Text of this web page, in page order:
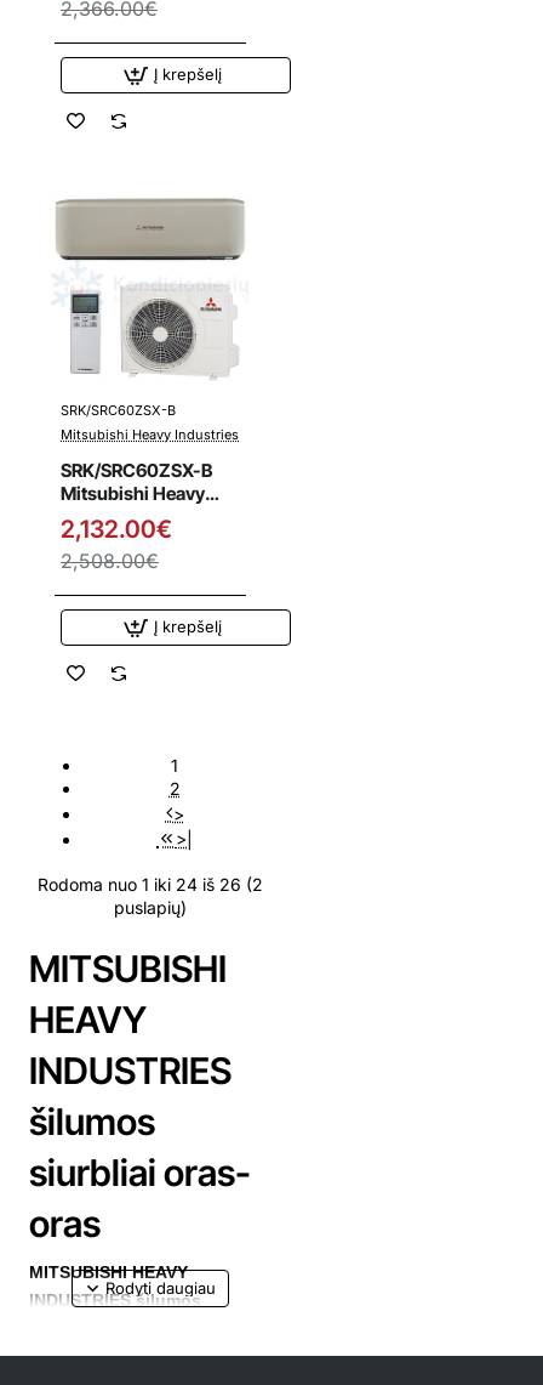
MITSUBISHI
HEAVY
INDUSTRIES
šilumos
siurbliai oras-
oras
MITSUBISHI HEAVY
INDUSTRIES šilumos
mus supančiai aplinkai., saugo
2,366.00€
Į krepšelį
Išpardavimas
SRK/SRC60ZSX-B
Mitsubishi Heavy Industries
SRK/SRC60ZSX-B
Mitsubishi Heavy
Industries 6.1/6.9 kW
šilumos siurblys
2,132.00€
2,508.00€
Į krepšelį
1
2
>
>|
Rodoma nuo 1 iki 24 iš 26 (2
puslapių)